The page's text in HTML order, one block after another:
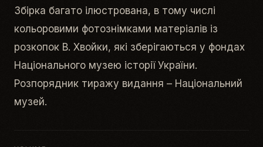
Збірка багато ілюстрована, в тому числі
кольоровими фотознімками матеріалів із
розкопок В. Хвойки, які зберігаються у фондах
Національного музею історії України.
Розпорядник тиражу видання – Національний
музей.